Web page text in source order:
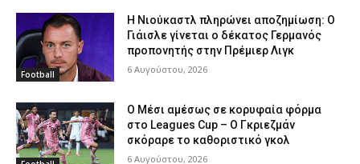
Football
Η Νιούκαστλ πληρώνει αποζημίωση: Ο
Γιάισλε γίνεται ο δέκατος Γερμανός
προπονητής στην Πρέμιερ Λιγκ
6 Αυγούστου, 2026
Ο Μέσι αμέσως σε κορυφαία φόρμα
στο Leagues Cup – Ο Γκριεζμάν
σκόραρε το καθοριστικό γκολ
6 Αυγούστου, 2026